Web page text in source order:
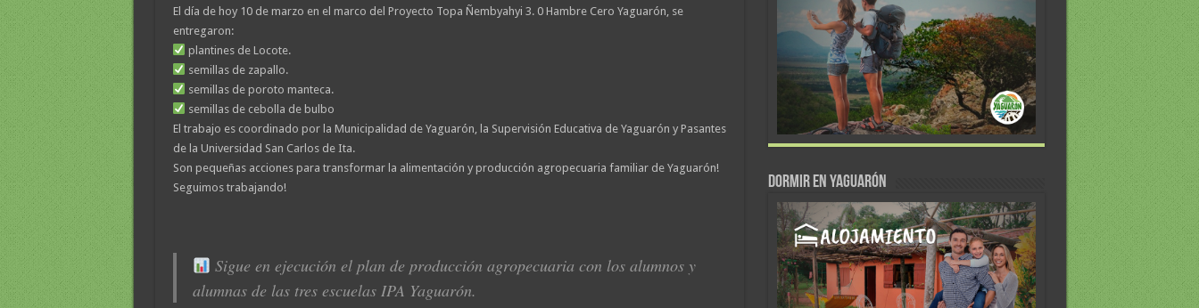
El día de hoy 10 de marzo en el marco del Proyecto Topa Ñembyahyi 3. 0 Hambre Cero Yaguarón, se
entregaron:
plantines de Locote.
semillas de zapallo.
semillas de poroto manteca.
semillas de cebolla de bulbo
El trabajo es coordinado por la Municipalidad de Yaguarón, la Supervisión Educativa de Yaguarón y Pasantes
de la Universidad San Carlos de Ita.
Son pequeñas acciones para transformar la alimentación y producción agropecuaria familiar de Yaguarón!
Seguimos trabajando!
Sigue en ejecución el plan de producción agropecuaria con los alumnos y
alumnas de las tres escuelas IPA Yaguarón.
DORMIR EN YAGUARÓN